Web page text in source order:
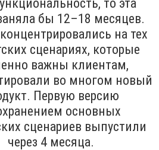
то эта
бы 12–18 месяцев.
на тех
сценариях, которые
важны клиентам,
во многом новый
Первую версию
основных
сценариев выпустили
через 4 месяца.